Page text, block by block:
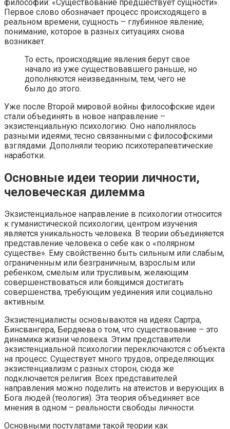
философии: «Существование предшествует сущности».
Первое слово обозначает процесс происходящего в
реальном времени, сущность – глубинное явление,
понимание, которое в разных ситуациях снова
возникает.
То есть, происходящие явления берут свое
начало из уже существовавшего раньше, но
дополняются неизведанным, тем, чего не
было до этого.
Уже после Второй мировой войны философские идеи
стали объединять в новое направление –
экзистенциальную психологию. Оно наполнялось
разными идеями, тесно связанными с философскими
взглядами. Дополняли теорию психотерапевтические
наработки.
Основные идеи теории личности,
человеческая дилемма
Экзистенциальное направление в психологии относится
к гуманистической психологии, центром изучения
является уникальность человека. В теории объединяется
представление человека о себе как о «полярном
существе». Ему свойственно быть сильным или слабым,
ограниченным или безграничным, взрослым или
ребенком, смелым или трусливым, желающим
совершенствоваться или боящимся достигать
совершенства, требующим уединения или социально
активным.
Экзистенциалисты основываются на идеях Сартра,
Бинсвангера, Бердяева о том, что существование – это
динамика жизни человека. Этим представители
экзистенциальной психологии переключаются с объекта
на процесс. Существует много трудов, определяющих
экзистенциализм с разных сторон, сюда же
подключается религия. Всех представителей
направления можно поделить на атеистов и верующих в
Бога людей (теология). Эта теория объединяет все
мнения в одном – реальности свободы личности.
Основными постулатами такой теории как